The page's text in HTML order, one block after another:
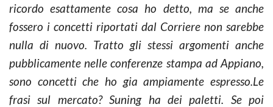
ricordo esattamente cosa ho detto, ma se anche
fossero i concetti riportati dal Corriere non sarebbe
nulla di nuovo. Tratto gli stessi argomenti anche
pubblicamente nelle conferenze stampa ad Appiano,
sono concetti che ho gia ampiamente espresso.Le
frasi sul mercato? Suning ha dei paletti. Se poi